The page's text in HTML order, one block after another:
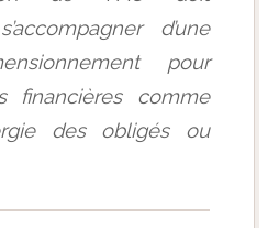
d’une
pour
financières comme
des obligés ou